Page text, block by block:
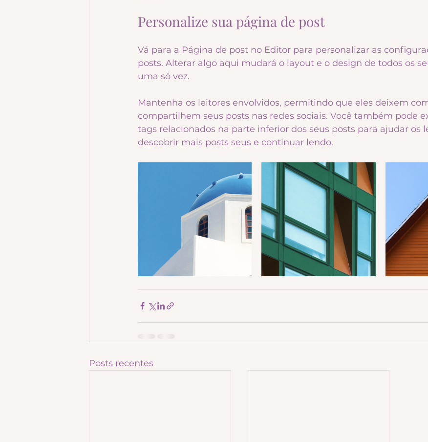
Personalize sua página de post
Vá para a Página de post no Editor para personalizar as
posts. Alterar algo aqui mudará o layout e o design de todos os
uma só vez.
Mantenha os leitores envolvidos, permitindo que eles deixem
compartilhem seus posts nas redes sociais. Você também pode
tags relacionados na parte inferior dos seus posts para ajudar os
descobrir mais posts seus e continuar lendo.
Posts recentes